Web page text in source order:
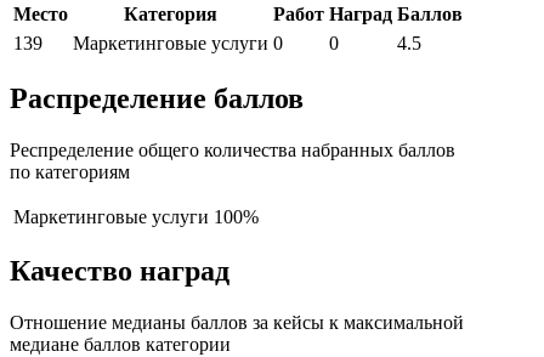
Место
Категория Работ Наград Баллов
139
Маркетинговые услуги 0 0 4.5
Распределение баллов
Респределение общего количества набранных баллов
по категориям
Маркетинговые услуги 100%
Качество наград
Отношение медианы баллов за кейсы к максимальной
медиане баллов категории